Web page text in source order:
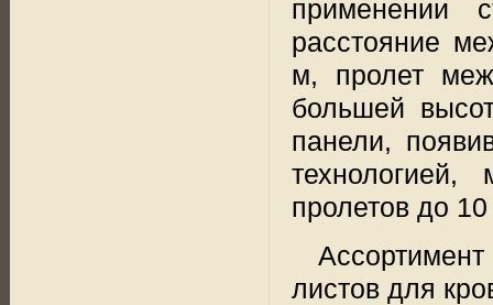
применении
расстояние
м, пролет
большей
панели,
технологией,
пролетов до
листов для